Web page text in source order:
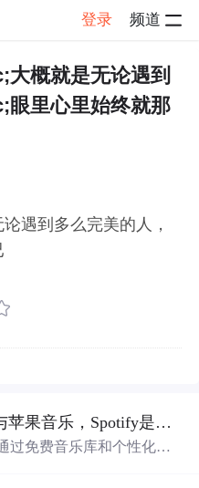
登录 频道
帖子详情
概就是无论遇到
眼里心里始终就那
遇到多么完美的人，
艾永亮：力压腾讯音乐与苹果音乐，Spotify是如何炼成的？
过免费音乐库和个性化推